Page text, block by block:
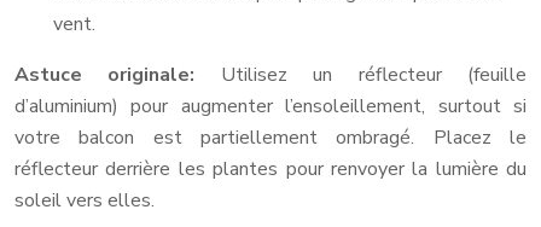
vent.
Astuce originale: Utilisez un réflecteur (feuille
d’aluminium) pour augmenter l’ensoleillement, surtout si
votre balcon est partiellement ombragé. Placez le
réflecteur derrière les plantes pour renvoyer la lumière du
soleil vers elles.